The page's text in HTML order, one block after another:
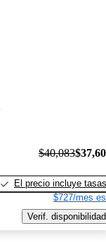
$40,083
El precio incluye tasas
$727/mes
Verif. disponibilidad